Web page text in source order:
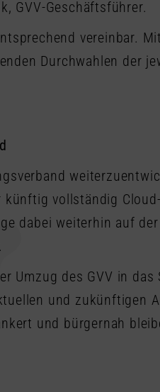
GVV-Geschäftsführer.
vereinbar.
Durchwahlen der
vollständig
dabei weiterhin auf
Umzug des GVV in
und zukünftigen
und bürgernah